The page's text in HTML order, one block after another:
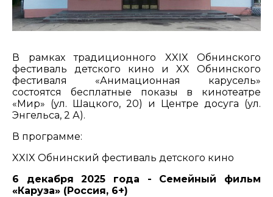
В рамках традиционного XXIX Обнинского
фестиваль детского кино и XX Обнинского
фестиваля «Анимационная карусель»
состоятся бесплатные показы в кинотеатре
«Мир» (ул. Шацкого, 20) и Центре досуга (ул.
Энгельса, 2 А).
В программе:
XXIX Обнинский фестиваль детского кино
6 декабря 2025 года - Семейный фильм
«Каруза» (Россия, 6+)